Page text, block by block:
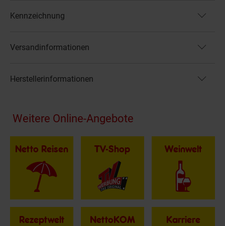
Kennzeichnung
Versandinformationen
Herstellerinformationen
Fußzeile
Weitere Online-Angebote
Netto Reisen TV-Shop Weinwelt
Rezeptwelt NettoKOM Karriere